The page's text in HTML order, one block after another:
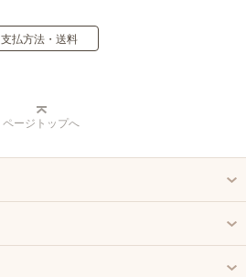
支払方法・送料
ページトップへ